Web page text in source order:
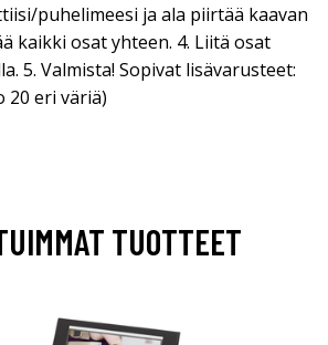
puhelimeesi ja ala piirtää kaavan
kaikki osat yhteen. 4. Liitä osat
5. Valmista! Sopivat lisävarusteet:
20 eri väriä)
TUOTTEET